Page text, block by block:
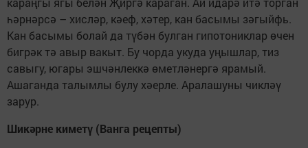
һәрнәрсә – хисләр, кәеф, хәтер, кан басымы зәгыйфь.
Кан басымы болай да түбән булган гипотониклар өчен
бигрәк тә авыр вакыт. Бу чорда укуда уңышлар, тиз
савыгу, югары эшчәнлеккә өметләнергә ярамый.
Ашаганда талымлы булу хәерле. Аралашуны чикләү
зарур.
Шикәрне киметү (Ванга рецепты)